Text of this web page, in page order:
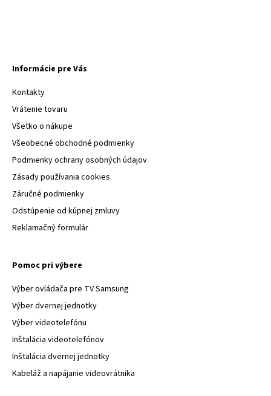
Informácie pre Vás
Kontakty
Vrátenie tovaru
Všetko o nákupe
Všeobecné obchodné podmienky
Podmienky ochrany osobných údajov
Zásady používania cookies
Záručné podmienky
Odstúpenie od kúpnej zmluvy
Reklamačný formulár
Pomoc pri výbere
Výber ovládača pre TV Samsung
Výber dvernej jednotky
Výber videotelefónu
Inštalácia videotelefónov
Inštalácia dvernej jednotky
Kabeláž a napájanie videovrátnika